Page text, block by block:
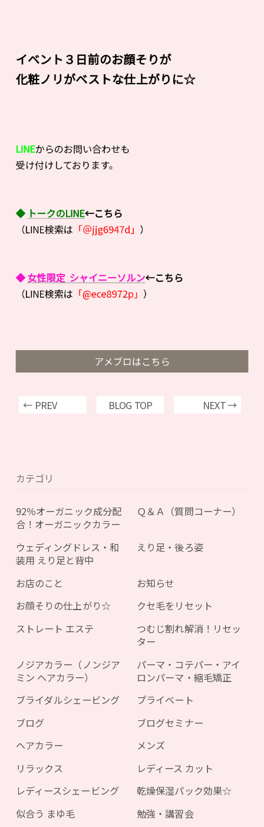
イベント３日前のお顔そりが
化粧ノリがベストな仕上がりに☆
LINEからのお問い合わせも
受け付けしております。
◆ トークのLINE←こちら
（LINE検索は 「＠jjg6947d」 ）
◆女性限定 シャイニーソルン←こちら
（LINE検索は 「@ece8972p」）
アメブロはこちら
← PREV BLOG TOP NEXT →
カテゴリ
92％オーガニック成分配
合！オーガニックカラー
Ｑ＆Ａ（質問コーナー）
ウェディングドレス・和
装用 えり足と背中
えり足・後ろ姿
お店のこと
お知らせ
お顔そりの仕上がり☆
クセ毛をリセット
ストレート エステ
つむじ割れ解消！リセッ
ター
ノジアカラー（ノンジア
ミン ヘアカラー）
パーマ・コテパー・アイ
ロンパーマ・縮毛矯正
ブライダルシェービング
プライベート
ブログ
ブログセミナー
ヘアカラー
メンズ
リラックス
レディース カット
レディースシェービング
乾燥保湿パック効果☆
似合う まゆ毛
勉強・講習会